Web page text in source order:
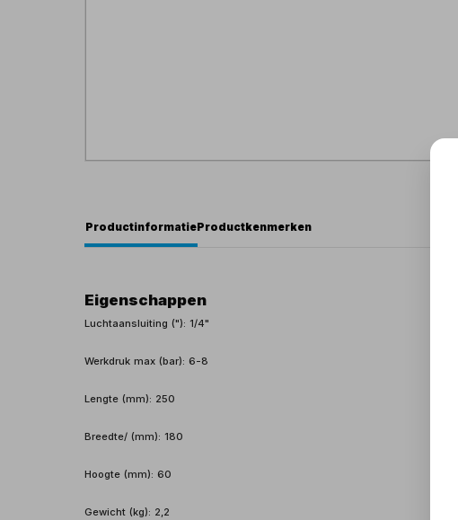
ProductinformatieProductkenmerken
Eigenschappen
Luchtaansluiting ("): 1/4"
Werkdruk max (bar): 6-8
Lengte (mm): 250
Breedte/ (mm): 180
Hoogte (mm): 60
Gewicht (kg): 2,2